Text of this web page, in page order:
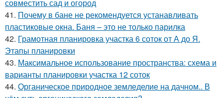
совместить сад и огород
41. Почему в бане не рекомендуется устанавливать
пластиковые окна. Баня – это не только парилка
42. Грамотная планировка участка 6 соток от А до Я.
Этапы планировки
43. Максимальное использование пространства: схема и
варианты планировки участка 12 соток
44. Органическое природное земледелие на дачном.. В